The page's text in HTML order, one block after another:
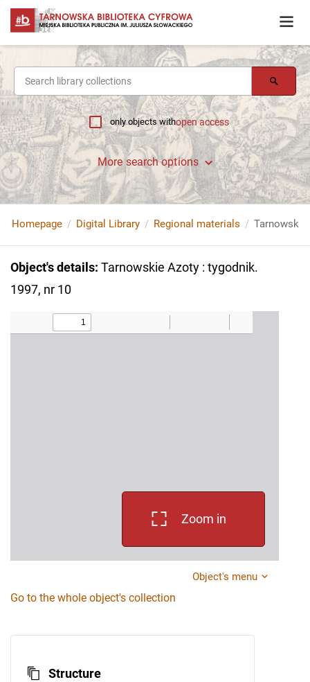
only objects withopen access
More search options
Homepage Digital Library Regional materials Tarnowskie
Object's details: Tarnowskie Azoty : tygodnik.
1997, nr 10
Zoom in
Object's menu
Go to the whole object's collection
Structure